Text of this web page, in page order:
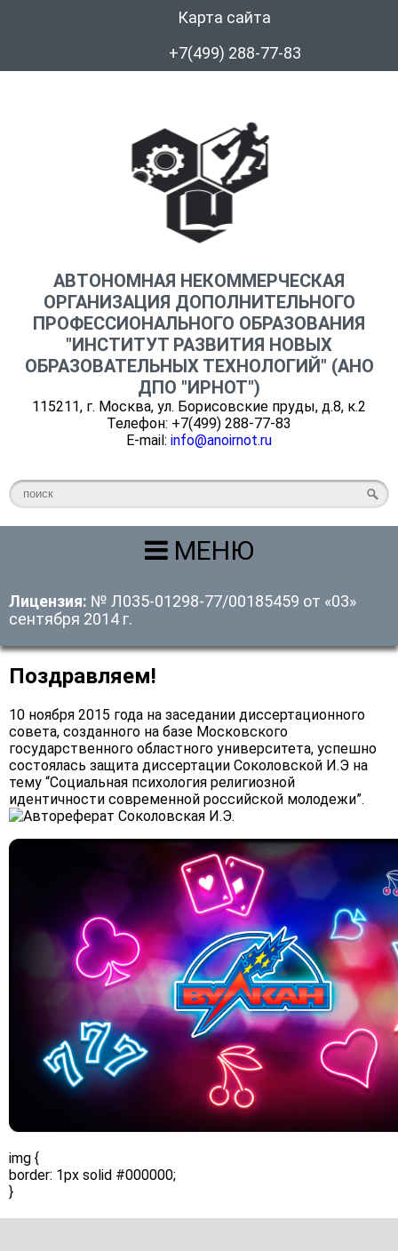
Карта сайта
+7(499) 288-77-83
АВТОНОМНАЯ НЕКОММЕРЧЕСКАЯ
ОРГАНИЗАЦИЯ ДОПОЛНИТЕЛЬНОГО
ПРОФЕССИОНАЛЬНОГО ОБРАЗОВАНИЯ
"ИНСТИТУТ РАЗВИТИЯ НОВЫХ
ОБРАЗОВАТЕЛЬНЫХ ТЕХНОЛОГИЙ" (АНО
ДПО "ИРНОТ")
115211, г. Москва, ул. Борисовские пруды, д.8, к.2
Телефон: +7(499) 288-77-83
E-mail: info@anoirnot.ru
МЕНЮ
Лицензия: № Л035-01298-77/00185459 от «03»
сентября 2014 г.
Поздравляем!
10 ноября 2015 года на заседании диссертационного
совета, созданного на базе Московского
государственного областного университета, успешно
состоялась защита диссертации Соколовской И.Э на
тему “Социальная психология религиозной
идентичности современной российской молодежи”.
img {
border: 1px solid #000000;
}